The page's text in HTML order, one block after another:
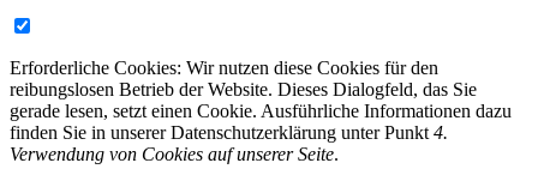
Erforderliche Cookies: Wir nutzen diese Cookies für den
reibungslosen Betrieb der Website. Dieses Dialogfeld, das Sie
gerade lesen, setzt einen Cookie. Ausführliche Informationen dazu
finden Sie in unserer Datenschutzerklärung unter Punkt 4.
Verwendung von Cookies auf unserer Seite.